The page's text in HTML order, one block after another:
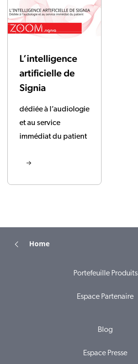
L’intelligence
artificielle de
Signia
dédiée à l’audiologie
et au service
immédiat du patient
Home
Portefeuille Produits
Espace Partenaire
Blog
Espace Presse